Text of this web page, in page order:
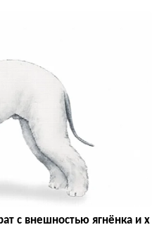
с внешностью ягнёнка и х